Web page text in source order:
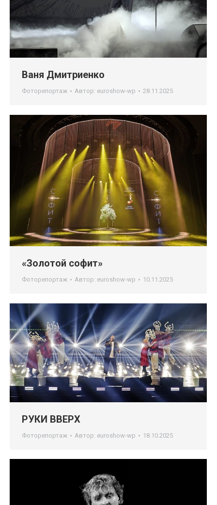
Ваня Дмитриенко
Фоторепортаж Автор: euroshow-wp 28.11.2025
«Золотой софит»
Фоторепортаж Автор: euroshow-wp 10.11.2025
РУКИ ВВЕРХ
Фоторепортаж Автор: euroshow-wp 18.10.2025